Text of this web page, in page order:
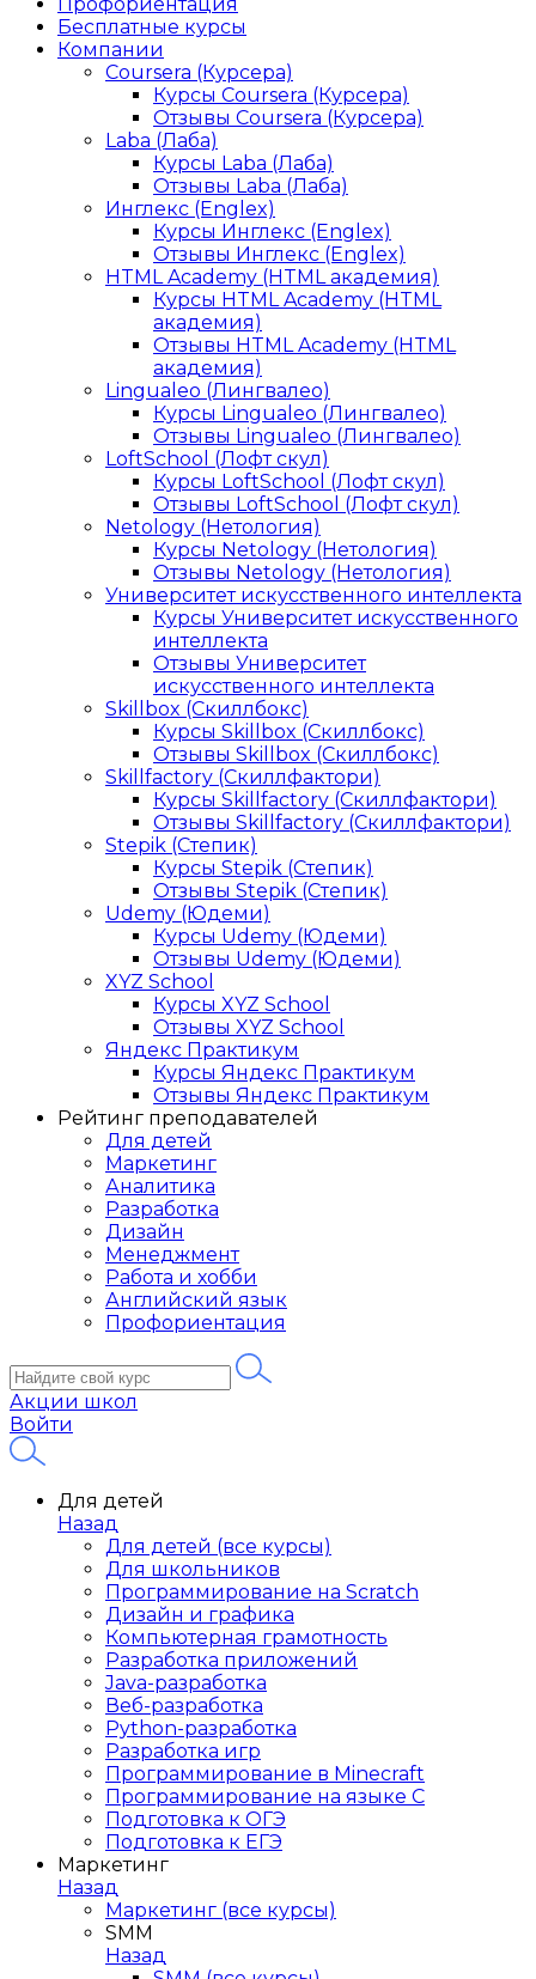
Бесплатные курсы
Компании
Coursera (Курсера)
Курсы Coursera (Курсера)
Отзывы Coursera (Курсера)
Laba (Лаба)
Курсы Laba (Лаба)
Отзывы Laba (Лаба)
Инглекс (Englex)
Курсы Инглекс (Englex)
Отзывы Инглекс (Englex)
HTML Academy (HTML академия)
Курсы HTML Academy (HTML
академия)
Отзывы HTML Academy (HTML
академия)
Lingualeo (Лингвалео)
Курсы Lingualeo (Лингвалео)
Отзывы Lingualeo (Лингвалео)
LoftSchool (Лофт скул)
Курсы LoftSchool (Лофт скул)
Отзывы LoftSchool (Лофт скул)
Netology (Нетология)
Курсы Netology (Нетология)
Отзывы Netology (Нетология)
Университет искусственного интеллекта
Курсы Университет искусственного
интеллекта
Отзывы Университет
искусственного интеллекта
Skillbox (Скиллбокс)
Курсы Skillbox (Скиллбокс)
Отзывы Skillbox (Скиллбокс)
Skillfactory (Скиллфактори)
Курсы Skillfactory (Скиллфактори)
Отзывы Skillfactory (Скиллфактори)
Stepik (Степик)
Курсы Stepik (Степик)
Отзывы Stepik (Степик)
Udemy (Юдеми)
Курсы Udemy (Юдеми)
Отзывы Udemy (Юдеми)
XYZ School
Курсы XYZ School
Отзывы XYZ School
Яндекс Практикум
Курсы Яндекс Практикум
Отзывы Яндекс Практикум
Рейтинг преподавателей
Для детей
Маркетинг
Аналитика
Разработка
Дизайн
Менеджмент
Работа и хобби
Английский язык
Профориентация
Акции школ
Войти
Для детей
Назад
Для детей (все курсы)
Для школьников
Программирование на Scratch
Дизайн и графика
Компьютерная грамотность
Разработка приложений
Java-разработка
Веб-разработка
Python-разработка
Разработка игр
Программирование в Minecraft
Программирование на языке C
Подготовка к ОГЭ
Подготовка к ЕГЭ
Маркетинг
Назад
Маркетинг (все курсы)
SMM
Назад